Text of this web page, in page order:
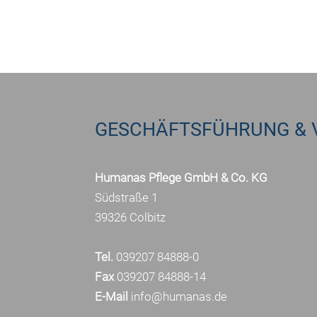
GESCHÄFTSFÜHRUNG &
Humanas Pflege GmbH & Co. KG
Südstraße 1
39326 Colbitz
Tel. 039207 84888-0
Fax039207 84888-14
E-Mail info@humanas.de